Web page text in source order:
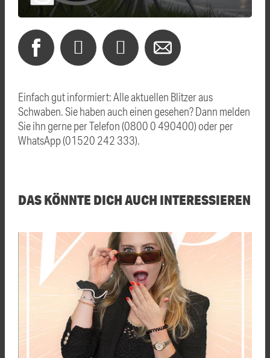
Einfach gut informiert: Alle aktuellen Blitzer aus
Schwaben. Sie haben auch einen gesehen? Dann melden
Sie ihn gerne per Telefon (0800 0 490400) oder per
WhatsApp (01520 242 333).
DAS KÖNNTE DICH AUCH INTERESSIEREN